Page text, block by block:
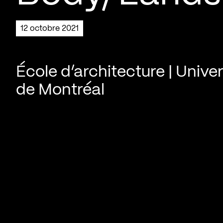
12 octobre 2021
École d’architecture |
de Montréal